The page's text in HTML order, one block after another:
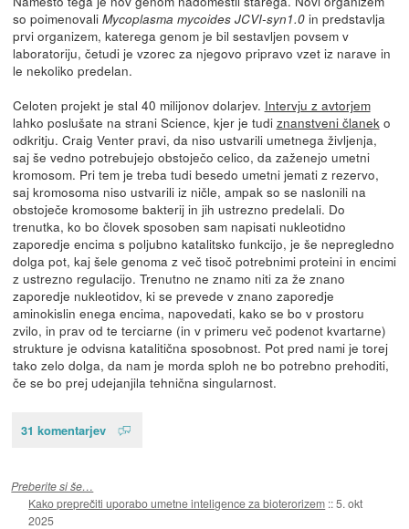
so poimenovali Mycoplasma mycoides JCVI-syn1.0in predstavlja
prvi organizem, katerega genom je bil sestavljen povsem v
laboratoriju, četudi je vzorec za njegovo pripravo vzet iz narave in
le nekoliko predelan.
Celoten projekt je stal 40 milijonov dolarjev. Intervju z avtorjem
lahko poslušate na strani Science, kjer je tudi znanstveni članek o
odkritju. Craig Venter pravi, da niso ustvarili umetnega življenja,
saj še vedno potrebujejo obstoječo celico, da zaženejo umetni
kromosom. Pri tem je treba tudi besedo umetni jemati z rezervo,
saj kromosoma niso ustvarili iz ničle, ampak so se naslonili na
obstoječe kromosome bakterij in jih ustrezno predelali. Do
trenutka, ko bo človek sposoben sam napisati nukleotidno
zaporedje encima s poljubno katalitsko funkcijo, je še nepregledno
dolga pot, kaj šele genoma z več tisoč potrebnimi proteini in encimi
z ustrezno regulacijo. Trenutno ne znamo niti za že znano
zaporedje nukleotidov, ki se prevede v znano zaporedje
aminokislin enega encima, napovedati, kako se bo v prostoru
zvilo, in prav od te terciarne (in v primeru več podenot kvartarne)
strukture je odvisna katalitična sposobnost. Pot pred nami je torej
tako zelo dolga, da nam je morda sploh ne bo potrebno prehoditi,
če se bo prej udejanjila tehnična singularnost.
31 komentarjev
Preberite si še…
Kako preprečiti uporabo umetne inteligence za bioterorizem ::5. okt
2025